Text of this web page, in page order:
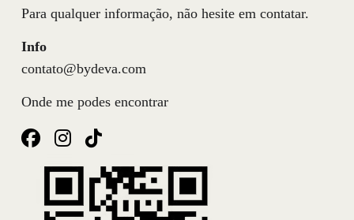
Para qualquer informação, não hesite em contatar.
Info
contato@bydeva.com
Onde me podes encontrar